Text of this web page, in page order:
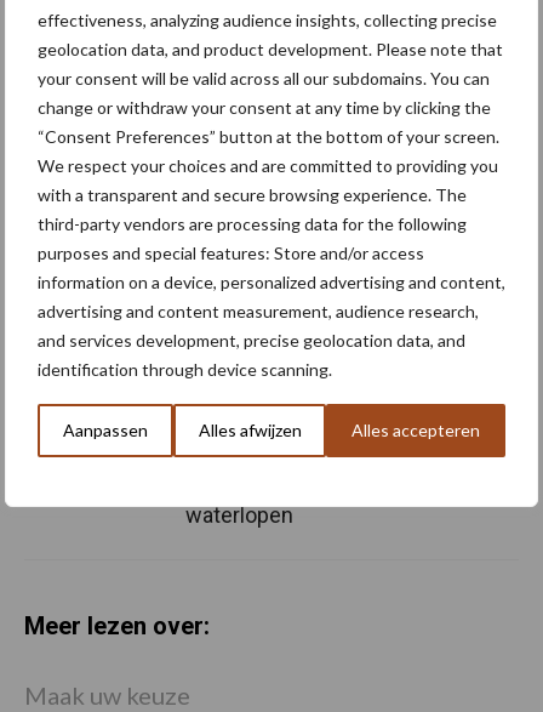
effectiveness, analyzing audience insights, collecting precise
geolocation data, and product development. Please note that
your consent will be valid across all our subdomains. You can
change or withdraw your consent at any time by clicking the
“Consent Preferences” button at the bottom of your screen.
We respect your choices and are committed to providing you
with a transparent and secure browsing experience. The
third-party vendors are processing data for the following
purposes and special features: Store and/or access
information on a device, personalized advertising and content,
advertising and content measurement, audience research,
and services development, precise geolocation data, and
identification through device scanning.
Aanpassen Alles afwijzen Alles accepteren
Meer artikelen over
“Hoge verwachtingen van
schijven voor kouters”
Nieuwe compacte
gedragen pootcombinatie
van AVR
Provincie Antwerpen breidt
onttrekkingsverbod uit:
geen water meer
waterlopen
Meer lezen over:
Maak uw keuze